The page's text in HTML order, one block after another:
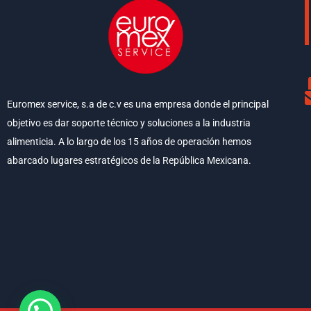
Euromex service, s.a de c.v es una empresa donde el principal
objetivo es dar soporte técnico y soluciones a la industria
alimenticia. A lo largo de los 15 años de operación hemos
abarcado lugares estratégicos de la República Mexicana.